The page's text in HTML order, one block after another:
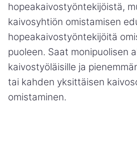
hopeakaivostyöntekijöistä,
kaivosyhtiön omistamisen
hopeakaivostyöntekijöitä
puoleen. Saat monipuolisen
kaivostyöläisille ja
tai kahden yksittäisen
omistaminen.